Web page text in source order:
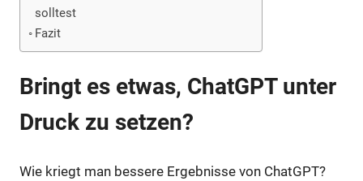
solltest
Fazit
Bringt es etwas, ChatGPT unter
Druck zu setzen?
Wie kriegt man bessere Ergebnisse von ChatGPT?